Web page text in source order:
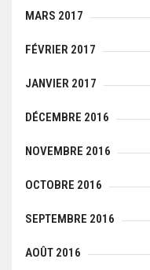
MARS 2017
FÉVRIER 2017
JANVIER 2017
DÉCEMBRE 2016
NOVEMBRE 2016
OCTOBRE 2016
SEPTEMBRE 2016
AOÛT 2016